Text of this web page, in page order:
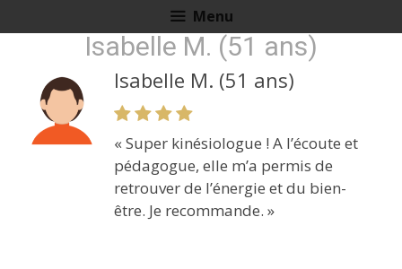
au
Menu
Isabelle M. (51 ans)
Isabelle M. (51 ans)
« Super kinésiologue ! A l’écoute et
pédagogue, elle m’a permis de
retrouver de l’énergie et du bien-
être. Je recommande. »